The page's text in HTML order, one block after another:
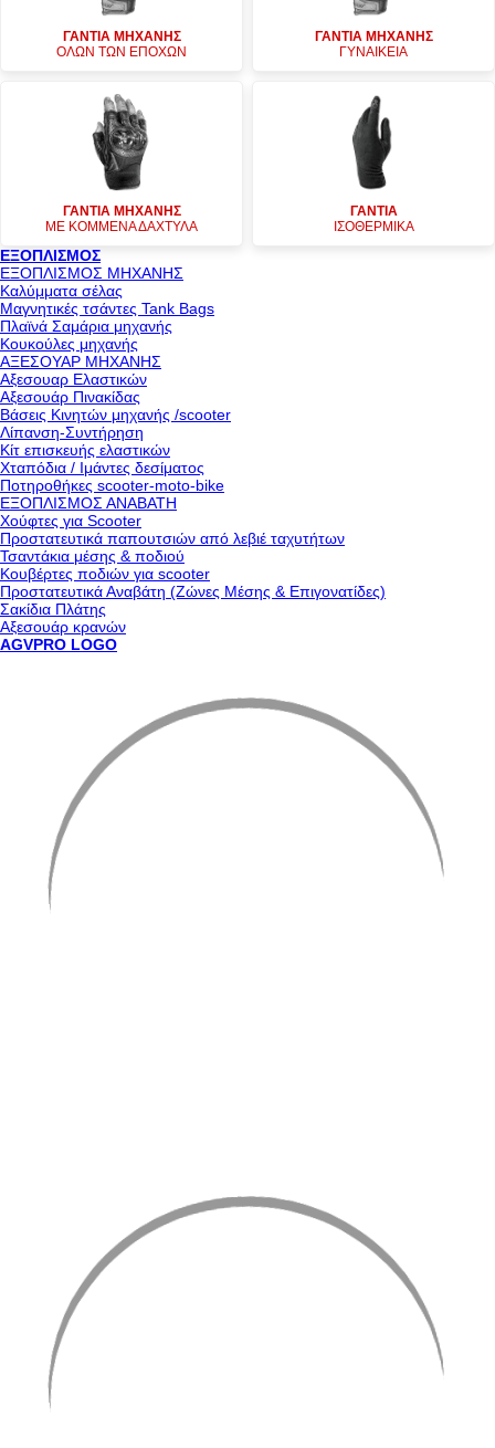
ΓΑΝΤΙΑ ΜΗΧΑΝΗΣ
ΟΛΩΝ ΤΩΝ ΕΠΟΧΩΝ
ΓΑΝΤΙΑ ΜΗΧΑΝΗΣ
ΓΥΝΑΙΚΕΙΑ
ΓΑΝΤΙΑ ΜΗΧΑΝΗΣ
ΜΕ ΚΟΜΜΕΝΑ ΔΑΧΤΥΛΑ
ΓΑΝΤΙΑ
ΙΣΟΘΕΡΜΙΚΑ
ΕΞΟΠΛΙΣΜΟΣ
ΕΞΟΠΛΙΣΜΟΣ ΜΗΧΑΝΗΣ
Καλύμματα σέλας
Μαγνητικές τσάντες Tank Bags
Πλαϊνά Σαμάρια μηχανής
Κουκούλες μηχανής
ΑΞΕΣΟΥΑΡ ΜΗΧΑΝΗΣ
Αξεσουαρ Ελαστικών
Αξεσουάρ Πινακίδας
Βάσεις Κινητών μηχανής /scooter
Λίπανση-Συντήρηση
Κίτ επισκευής ελαστικών
Χταπόδια / Ιμάντες δεσίματος
Ποτηροθήκες scooter-moto-bike
ΕΞΟΠΛΙΣΜΟΣ ΑΝΑΒΑΤΗ
Χούφτες για Scooter
Προστατευτικά παπουτσιών από λεβιέ ταχυτήτων
Τσαντάκια μέσης & ποδιού
Κουβέρτες ποδιών για scooter
Προστατευτικά Αναβάτη (Ζώνες Μέσης & Επιγονατίδες)
Σακίδια Πλάτης
Αξεσουάρ κρανών
AGVPRO LOGO